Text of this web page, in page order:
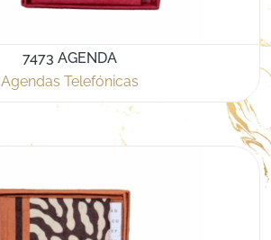
7473 AGENDA
Agendas Telefónicas